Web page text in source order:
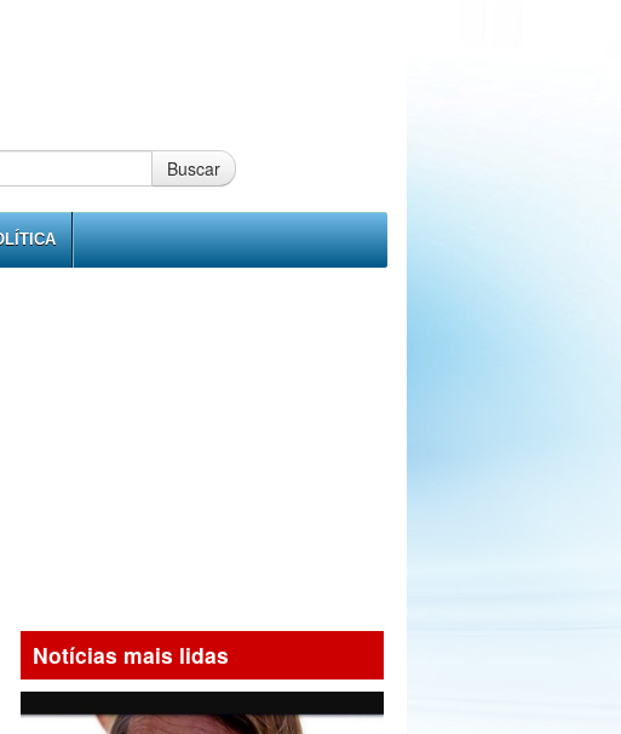
Buscar
Notícias mais lidas